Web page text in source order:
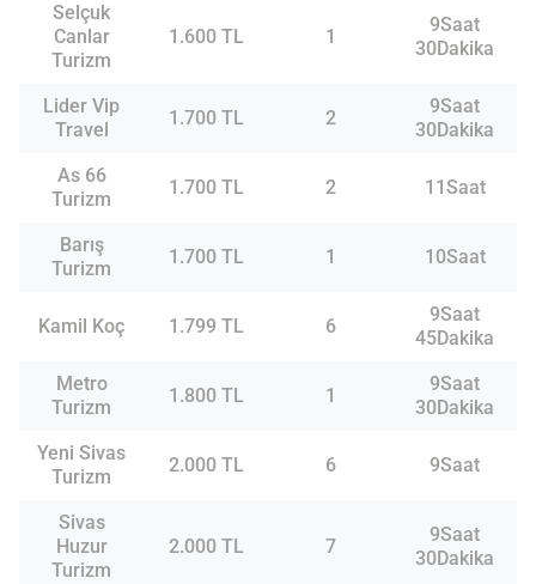
Selçuk
Canlar
Turizm
1.600 TL 1
9Saat
30Dakika
Lider Vip
Travel
1.700 TL 2
9Saat
30Dakika
As 66
Turizm
1.700 TL 2 11Saat
Barış
Turizm
1.700 TL 1 10Saat
Kamil Koç 1.799 TL 6
9Saat
45Dakika
Metro
Turizm
1.800 TL 1
9Saat
30Dakika
Yeni Sivas
Turizm
2.000 TL 6 9Saat
Sivas
Huzur
Turizm
2.000 TL 7
9Saat
30Dakika